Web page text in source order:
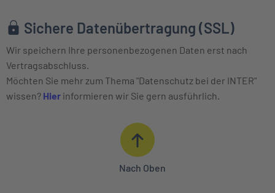
Ab dem gewählten Tag beginnt Ihr Versicherungsschutz,
Bitte entnehmen Sie die Vertragsnummer aus Ihrem
Während Ihrer Ausbildung versichern wir Sie gratis! Bitte
Sofern Sie Ihren Schutz nicht zum 01. April - dem Beginn des
Mit der Entscheidung für unsere „grüne“
Die Haftungsrisiken aus dem Halten eigener Jagdhunde sind
Sichere Datenübertragung (SSL)
Wir speichern Ihre personenbezogenen Daten erst nach
Vertragsabschluss.
Möchten Sie mehr zum Thema "Datenschutz bei der INTER"
wissen? Hier informieren wir Sie gern ausführlich.
Nach Oben